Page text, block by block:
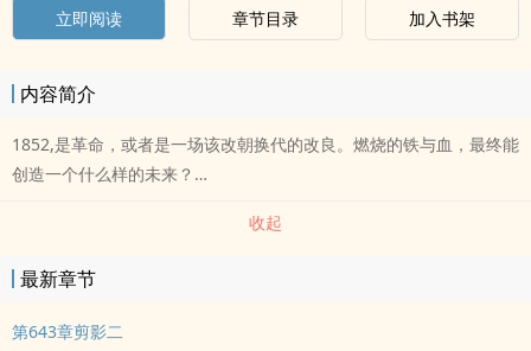
立即阅读 章节目录 加入书架
内容简介
1852,是革命，或者是一场该改朝换代的改良。燃烧的铁与血，最终能
创造一个什么样的未来？…
收起
最新章节
第643章剪影二